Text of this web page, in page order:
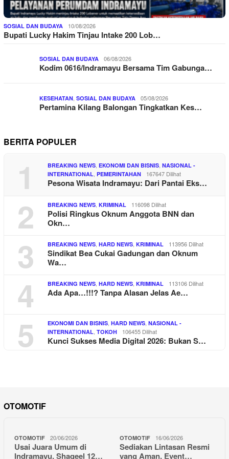
SOSIAL DAN BUDAYA 10/08/2026
Bupati Lucky Hakim Tinjau Intake 200 Lob…
SOSIAL DAN BUDAYA 06/08/2026
Kodim 0616/Indramayu Bersama Tim Gabunga…
KESEHATAN, SOSIAL DAN BUDAYA 05/08/2026
Pertamina Kilang Balongan Tingkatkan Kes…
BERITA POPULER
1 BREAKING NEWS, EKONOMI DAN BISNIS, NASIONAL -
INTERNATIONAL, PEMERINTAHAN 167647 Dilihat
Pesona Wisata Indramayu: Dari Pantai Eks…
2 BREAKING NEWS, KRIMINAL 116098 Dilihat
Polisi Ringkus Oknum Anggota BNN dan
Okn…
3 BREAKING NEWS, HARD NEWS, KRIMINAL 113956 Dilihat
Sindikat Bea Cukai Gadungan dan Oknum
Wa…
4 BREAKING NEWS, HARD NEWS, KRIMINAL 113106 Dilihat
Ada Apa…!!!? Tanpa Alasan Jelas Ae…
5 EKONOMI DAN BISNIS, HARD NEWS, NASIONAL -
INTERNATIONAL, TOKOH 106455 Dilihat
Kunci Sukses Media Digital 2026: Bukan S…
OTOMOTIF
OTOMOTIF 20/06/2026
Usai Juara Umum di
Indramayu, Shaqeel 12…
OTOMOTIF 16/06/2026
Sediakan Lintasan Resmi
yang Aman, Event…